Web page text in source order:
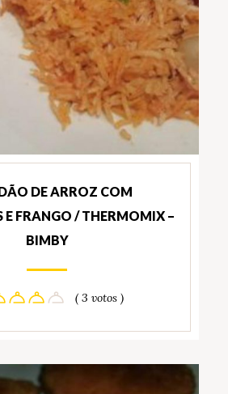
DE ARROZ COM
E FRANGO / THERMOMIX –
BIMBY
( 3 votos )